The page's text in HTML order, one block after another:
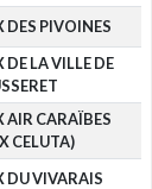
DES PIVOINES
DE LA VILLE DE
AIR CARAÏBES
CELUTA)
DU VIVARAIS